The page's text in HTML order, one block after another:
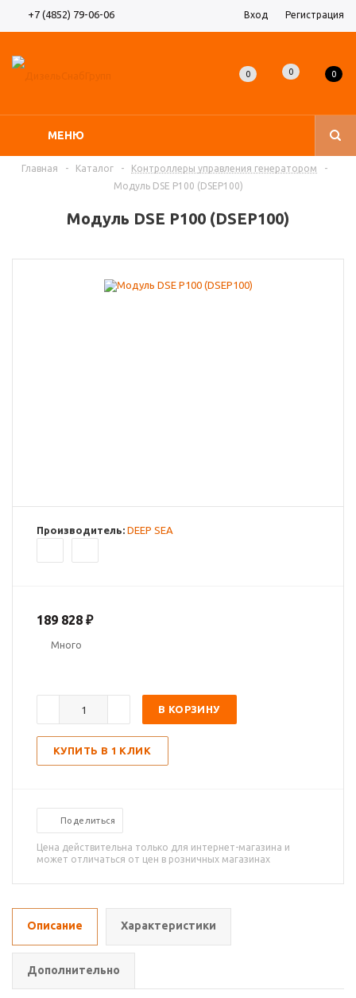
+7 (4852) 79-06-06 Вход Регистрация
МЕНЮ
0 0 0
Главная - Каталог - Контроллеры управления генератором
-
Модуль DSE P100 (DSEP100)
Модуль DSE P100 (DSEP100)
Производитель: DEEP SEA
189 828 ₽
Много
В КОРЗИНУ
КУПИТЬ В 1 КЛИК
Поделиться
Цена действительна только для интернет-магазина и
может отличаться от цен в розничных магазинах
Описание Характеристики
Дополнительно